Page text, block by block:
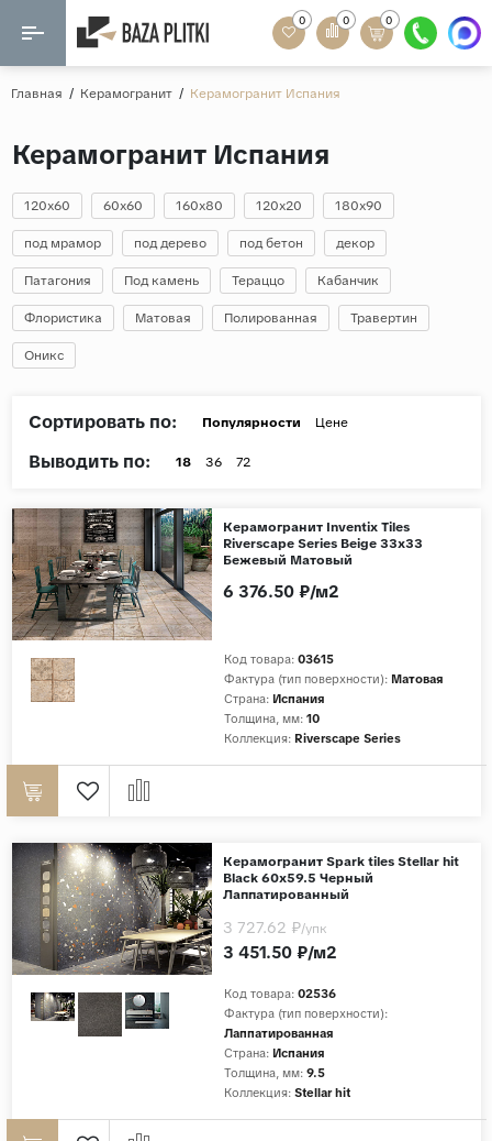
Назад
60х60
20x120
80x160
20x90
Дерево
Камень
Поверхность
Сатинированная
Страны
Китай
Мозаика
Кварц-винил
Ламинат
0 0 0
Главная / Керамогранит / Керамогранит Испания
Керамогранит Испания
120x60 60x60 160x80 120x20 180x90
под мрамор под дерево под бетон декор
Патагония Под камень Тераццо Кабанчик
Флористика Матовая Полированная Травертин
Оникс
Сортировать по: Популярности Цене
Выводить по: 18 36 72
Керамогранит Inventix Tiles
Riverscape Series Beige 33x33
Бежевый Матовый
Код товара: 03615
Фактура (тип поверхности): Матовая
Страна: Испания
Толщина, мм: 10
Коллекция: Riverscape Series
6 376.50 ₽/м2
Керамогранит Spark tiles Stellar hit
Black 60x59.5 Черный
Лаппатированный
Код товара: 02536
Фактура (тип поверхности):
Лаппатированная
Страна: Испания
Толщина, мм: 9.5
Коллекция: Stellar hit
3 451.50 ₽/м2
3 727.62 ₽/упк